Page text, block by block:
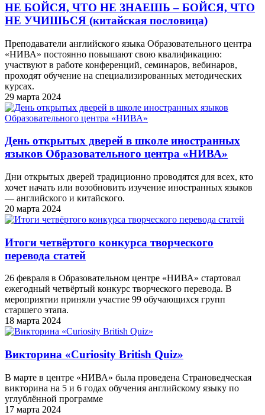
НЕ БОЙСЯ, ЧТО НЕ ЗНАЕШЬ – БОЙСЯ, ЧТО
НЕ УЧИШЬСЯ (китайская пословица)
Преподаватели английского языка Образовательного центра
«НИВА» постоянно повышают свою квалификацию:
участвуют в работе конференций, семинаров, вебинаров,
проходят обучение на специализированных методических
курсах.
29 марта 2024
День открытых дверей в школе иностранных
языков Образовательного центра «НИВА»
Дни открытых дверей традиционно проводятся для всех, кто
хочет начать или возобновить изучение иностранных языков
— английского и китайского.
20 марта 2024
Итоги четвёртого конкурса творческого
перевода статей
26 февраля в Образовательном центре «НИВА» стартовал
ежегодный четвёртый конкурс творческого перевода. В
мероприятии приняли участие 99 обучающихся групп
старшего этапа.
18 марта 2024
Викторина «Curiosity British Quiz»
В марте в центре «НИВА» была проведена Страноведческая
викторина на 5 и 6 годах обучения английскому языку по
углублённой программе
17 марта 2024